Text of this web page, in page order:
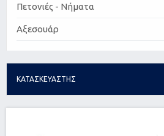
Πετονιές - Νήματα
Αξεσουάρ
ΚΑΤΑΣΚΕΥΑΣΤΗΣ